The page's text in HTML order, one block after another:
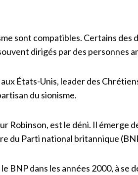
sont compatibles. Certains des
dirigés par des personnes
États-Unis, leader des
du sionisme.
Robinson, est le déni. Il émerge
du Parti national britannique
BNP dans les années 2000, à se